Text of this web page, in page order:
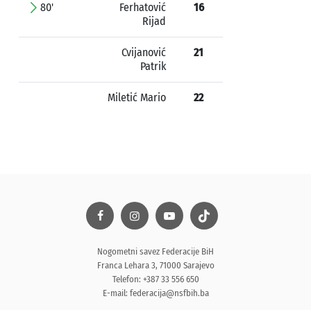
80'
Ferhatović
Rijad
16
Cvijanović
Patrik
21
Miletić Mario 22
Nogometni savez Federacije BiH
Franca Lehara 3, 71000 Sarajevo
Telefon: +387 33 556 650
E-mail: federacija@nsfbih.ba